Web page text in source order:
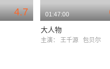
4.7 01:47:00
大人物
主演： 王千源 包贝尔